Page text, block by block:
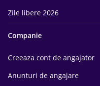
Zile libere 2026
Companie
Creeaza cont de angajator
Anunturi de angajare